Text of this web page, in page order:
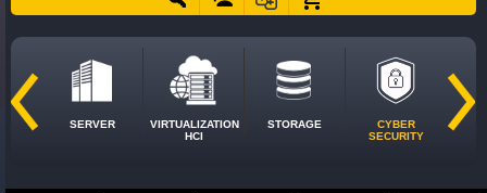
SERVER
VIRTUALIZATION
HCI
STORAGE
CYBER
SECURITY